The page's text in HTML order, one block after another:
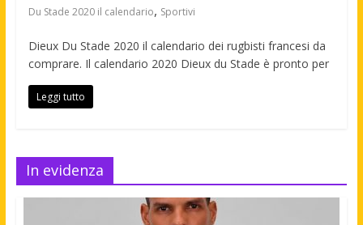
Du Stade 2020 il calendario, Sportivi
Dieux Du Stade 2020 il calendario dei rugbisti francesi da
comprare. Il calendario 2020 Dieux du Stade è pronto per
Leggi tutto
In evidenza